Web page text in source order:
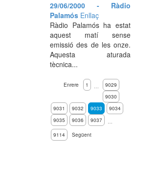
29/06/2000 - Ràdio
Palamós Enllaç
Ràdio Palamós ha estat
aquest matí sense
emissió des de les onze.
Aquesta aturada
tècnica...
Enrere 1 …
9029
9030
9031
9032 9033
9034
9035
9036 9037
…
9114
Següent